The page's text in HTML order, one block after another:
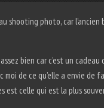
shooting photo, car
bien car c’est un
de ce qu’elle a envie de
est celle qui est la plus